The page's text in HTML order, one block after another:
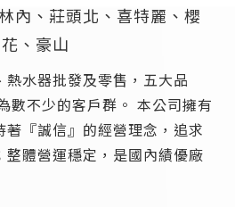
內、莊頭北、喜特麗、櫻
花、豪山
水器批發及零售，五大品
數不少的客戶群。 本公司擁有
『誠信』的經營理念，追求
體營運穩定，是國內績優廠